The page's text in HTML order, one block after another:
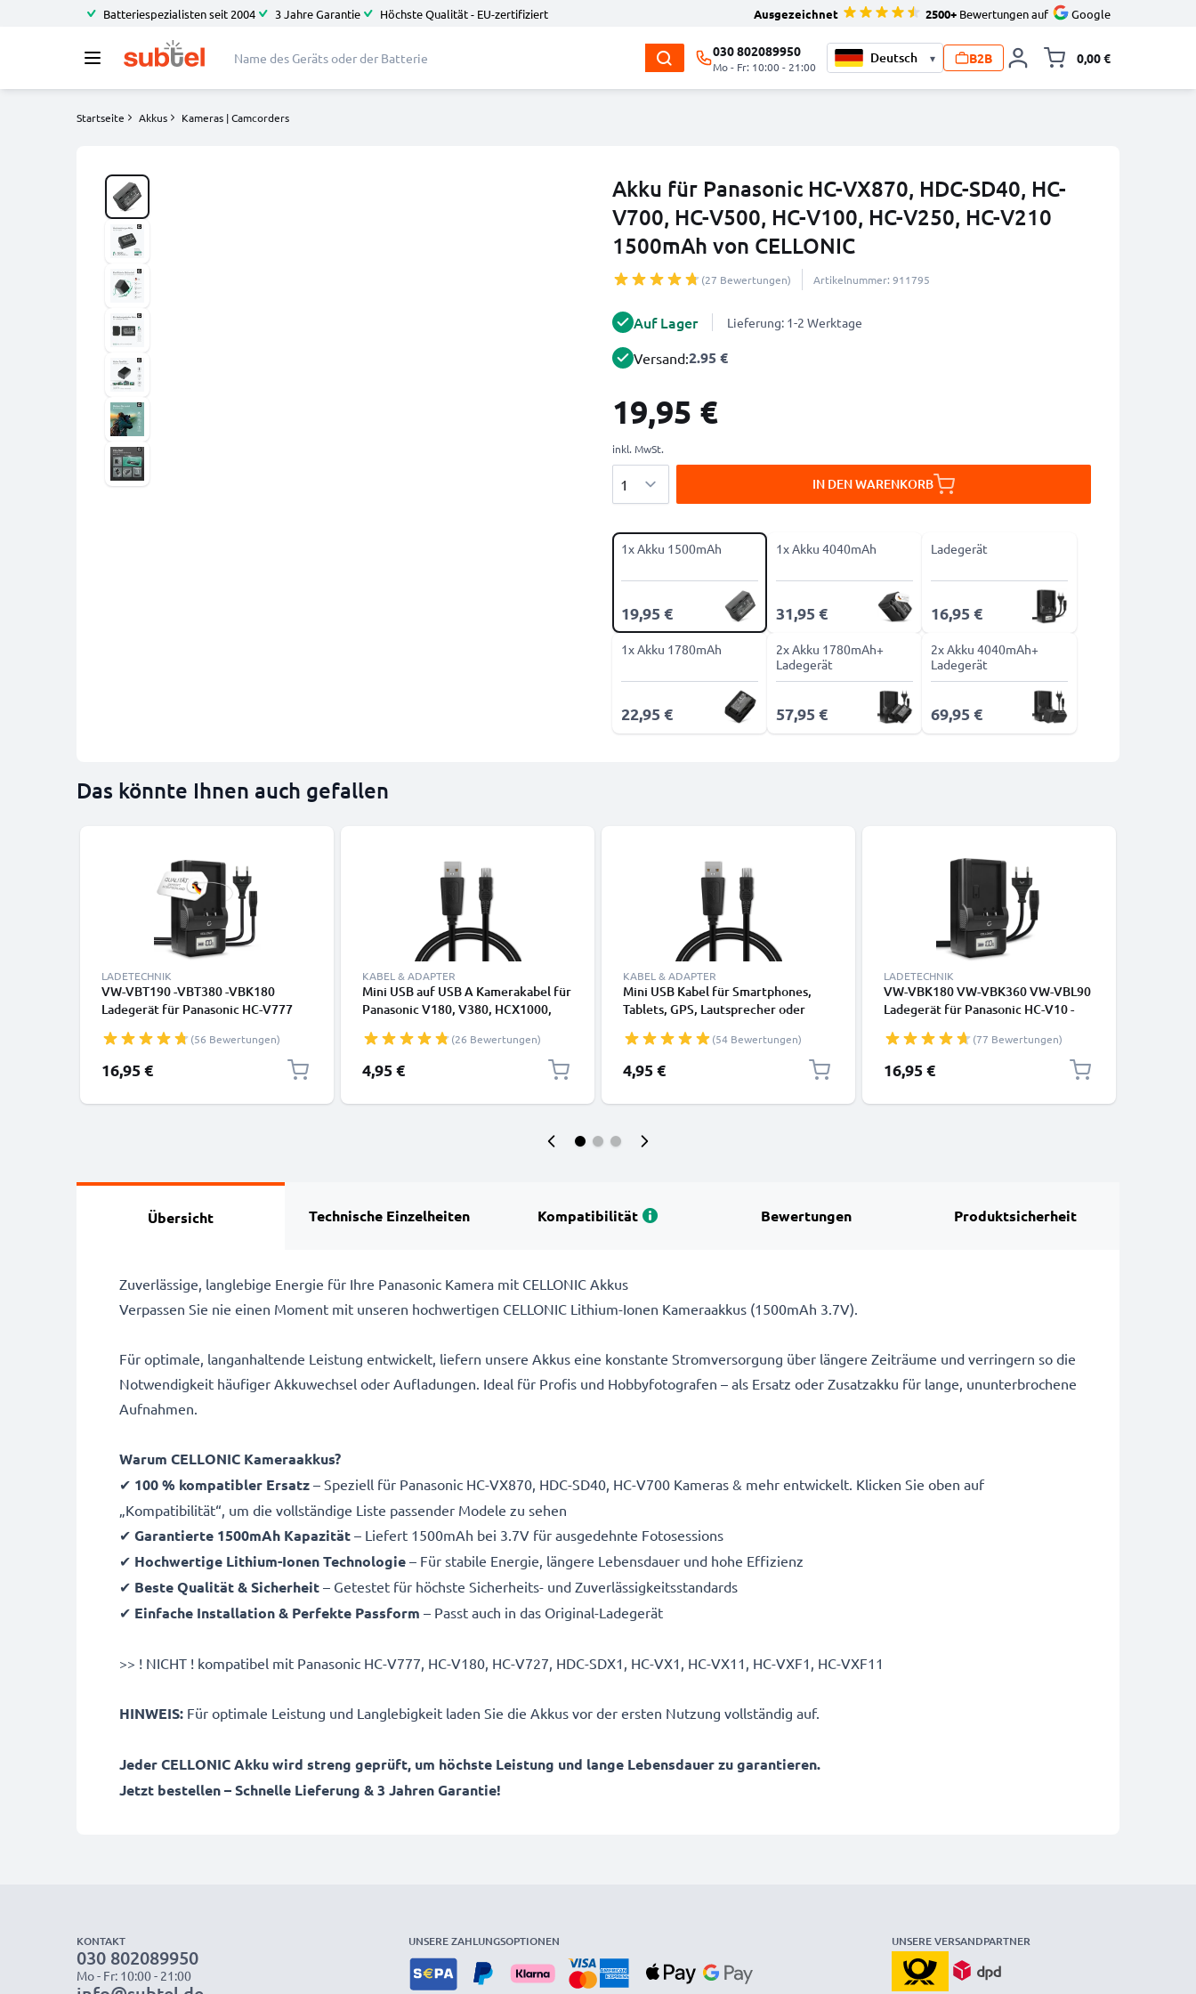
Batteriespezialisten seit 2004 3 Jahre Garantie Höchste Qualität - EU-zertifiziert Ausgezeichnet 2500+ Bewertungen auf Google
030 802089950
Mo - Fr: 10:00 - 21:00
▾ B2B 0,00 €
Startseite Akkus Kameras | Camcorders
Akku für Panasonic HC-VX870, HDC-SD40, HC-
V700, HC-V500, HC-V100, HC-V250, HC-V210
1500mAh von CELLONIC
(27 Bewertungen) Artikelnummer: 911795
Auf Lager Lieferung: 1-2 Werktage
Versand:2.95 €
19,95 €
inkl. MwSt.
IN DEN WARENKORB
1x Akku 1500mAh
19,95 €
1x Akku 4040mAh
31,95 €
Ladegerät
16,95 €
1x Akku 1780mAh
22,95 €
2x Akku 1780mAh+
Ladegerät
57,95 €
2x Akku 4040mAh+
Ladegerät
69,95 €
Das könnte Ihnen auch gefallen
LADETECHNIK
VW-VBT190 -VBT380 -VBK180
Ladegerät für Panasonic HC-V777
V180 V10 HC-VXF990 HC-VX980
Kamera-Akkus von CELLONIC
(56 Bewertungen)
16,95 €
KABEL & ADAPTER
Mini USB auf USB A Kamerakabel für
Panasonic V180, V380, HCX1000,
1A Schnellladedatenkabel
K1HY04YY0032, schwarz, PVC, 1m
von CELLONIC
(26 Bewertungen)
4,95 €
KABEL & ADAPTER
Mini USB Kabel für Smartphones,
Tablets, GPS, Lautsprecher oder
Datenkabel 1m 1A PVC schwarz
(54 Bewertungen)
4,95 €
LADETECHNIK
VW-VBK180 VW-VBK360 VW-VBL90
Ladegerät für Panasonic HC-V10 -
SD80 -SD90 SDR-S50, Nokia 3650
Kamera-Akkus von CELLONIC
(77 Bewertungen)
16,95 €
Übersicht Technische Einzelheiten Kompatibilität Bewertungen Produktsicherheit
Zuverlässige, langlebige Energie für Ihre Panasonic Kamera mit CELLONIC Akkus
Verpassen Sie nie einen Moment mit unseren hochwertigen CELLONIC Lithium-Ionen Kameraakkus (1500mAh 3.7V).
Für optimale, langanhaltende Leistung entwickelt, liefern unsere Akkus eine konstante Stromversorgung über längere Zeiträume und verringern so die
Notwendigkeit häufiger Akkuwechsel oder Aufladungen. Ideal für Profis und Hobbyfotografen – als Ersatz oder Zusatzakku für lange, ununterbrochene
Aufnahmen.
Warum CELLONIC Kameraakkus?
✔ 100 % kompatibler Ersatz – Speziell für Panasonic HC-VX870, HDC-SD40, HC-V700 Kameras & mehr entwickelt. Klicken Sie oben auf
„Kompatibilität“, um die vollständige Liste passender Modele zu sehen
✔ Garantierte 1500mAh Kapazität – Liefert 1500mAh bei 3.7V für ausgedehnte Fotosessions
✔ Hochwertige Lithium-Ionen Technologie – Für stabile Energie, längere Lebensdauer und hohe Effizienz
✔ Beste Qualität & Sicherheit – Getestet für höchste Sicherheits- und Zuverlässigkeitsstandards
✔ Einfache Installation & Perfekte Passform – Passt auch in das Original-Ladegerät
>> ! NICHT ! kompatibel mit Panasonic HC-V777, HC-V180, HC-V727, HDC-SDX1, HC-VX1, HC-VX11, HC-VXF1, HC-VXF11
HINWEIS: Für optimale Leistung und Langlebigkeit laden Sie die Akkus vor der ersten Nutzung vollständig auf.
Jeder CELLONIC Akku wird streng geprüft, um höchste Leistung und lange Lebensdauer zu garantieren.
Jetzt bestellen – Schnelle Lieferung & 3 Jahren Garantie!
KONTAKT
030 802089950
Mo - Fr: 10:00 - 21:00
UNSERE ZAHLUNGSOPTIONEN UNSERE VERSANDPARTNER